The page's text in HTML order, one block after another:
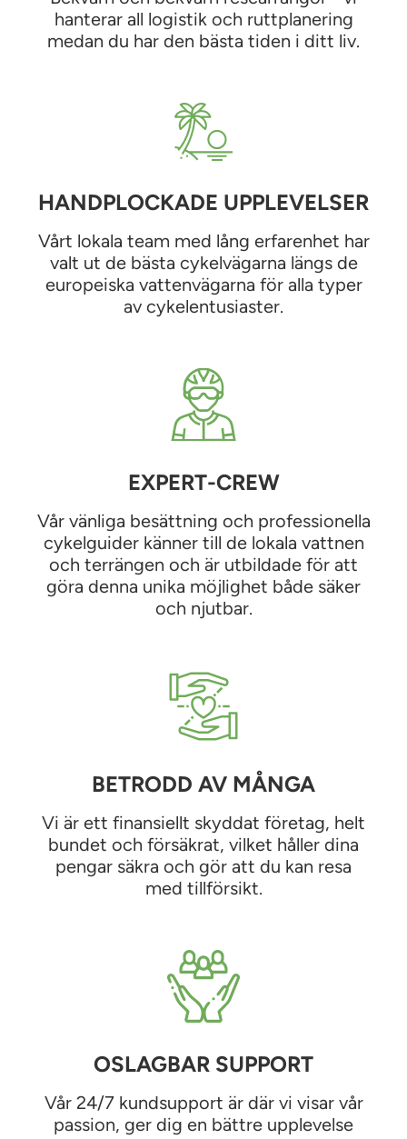
hanterar all logistik och ruttplanering
medan du har den bästa tiden i ditt liv.
HANDPLOCKADE UPPLEVELSER
Vårt lokala team med lång erfarenhet har
valt ut de bästa cykelvägarna längs de
europeiska vattenvägarna för alla typer
av cykelentusiaster.
EXPERT-CREW
Vår vänliga besättning och professionella
cykelguider känner till de lokala vattnen
och terrängen och är utbildade för att
göra denna unika möjlighet både säker
och njutbar.
BETRODD AV MÅNGA
Vi är ett finansiellt skyddat företag, helt
bundet och försäkrat, vilket håller dina
pengar säkra och gör att du kan resa
med tillförsikt.
OSLAGBAR SUPPORT
Vår 24/7 kundsupport är där vi visar vår
passion, ger dig en bättre upplevelse